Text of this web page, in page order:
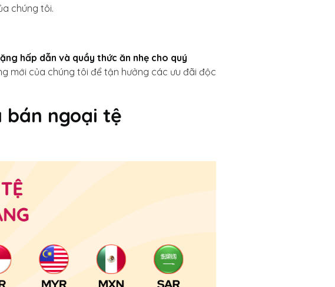
chúng tôi.
hấp dẫn và quầy thức ăn nhẹ cho quý
mới của chúng tôi để tận hưởng các ưu đãi độc
bán ngoại tệ